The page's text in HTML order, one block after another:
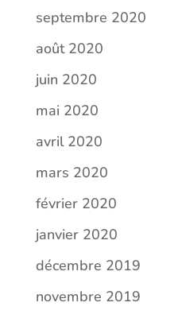
septembre 2020
août 2020
juin 2020
mai 2020
avril 2020
mars 2020
février 2020
janvier 2020
décembre 2019
novembre 2019